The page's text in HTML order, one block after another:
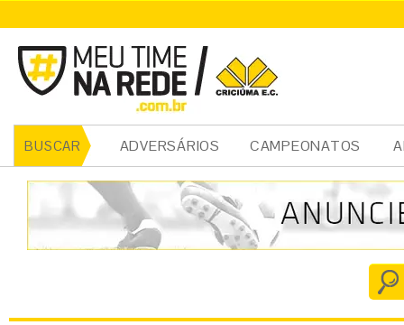
BUSCAR ADVERSÁRIOS CAMPEONATOS